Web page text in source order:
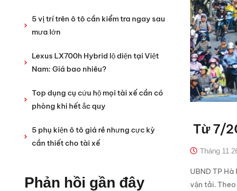
5 vị trí trên ô tô cần kiểm tra ngay sau
mưa lớn
Lexus LX700h Hybrid lộ diện tại Việt
Nam: Giá bao nhiêu?
Top dụng cụ cứu hộ mọi tài xế cần có
phòng khi hết ắc quy
5 phụ kiện ô tô giá rẻ nhưng cực kỳ
cần thiết cho tài xế
Phản hồi gần đây
Từ 7/
Tháng 11
UBND TP
vận tải.